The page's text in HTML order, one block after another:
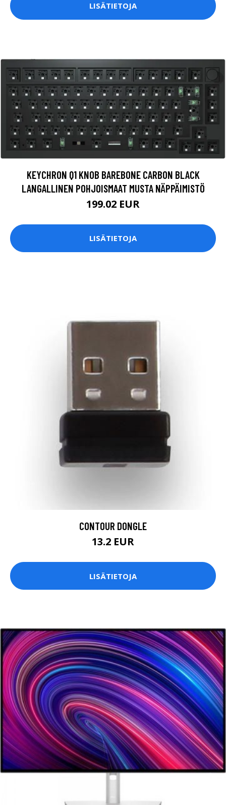
LISÄTIETOJA
KEYCHRON Q1 KNOB BAREBONE CARBON BLACK
LANGALLINEN POHJOISMAAT MUSTA NÄPPÄIMISTÖ
199.02 EUR
LISÄTIETOJA
CONTOUR DONGLE
13.2 EUR
LISÄTIETOJA